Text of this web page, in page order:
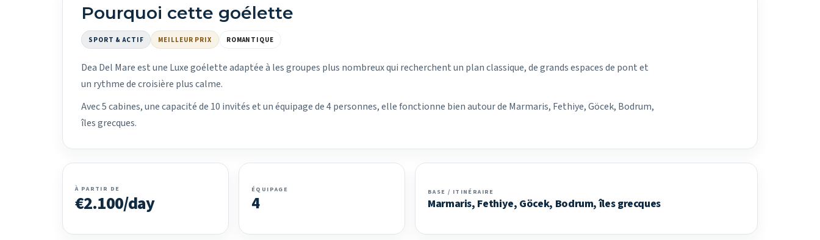
Pourquoi cette goélette
SPORT & ACTIF MEILLEUR PRIX ROMANTIQUE
Dea Del Mare est une Luxe goélette adaptée à les groupes plus nombreux qui recherchent un plan classique, de grands espaces de pont et
un rythme de croisière plus calme.
Avec 5 cabines, une capacité de 10 invités et un équipage de 4 personnes, elle fonctionne bien autour de Marmaris, Fethiye, Göcek, Bodrum,
îles grecques.
À PARTIR DE
€2.100/day
ÉQUIPAGE
4
BASE / ITINÉRAIRE
Marmaris, Fethiye, Göcek, Bodrum, îles grecques